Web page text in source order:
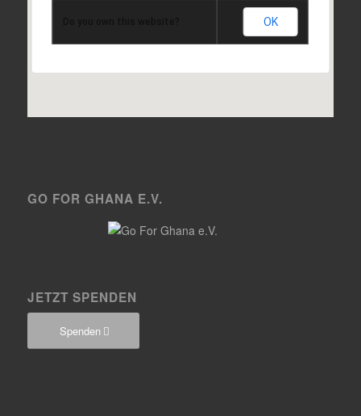
OK
GO FOR GHANA E.V.
JETZT SPENDEN
Spenden